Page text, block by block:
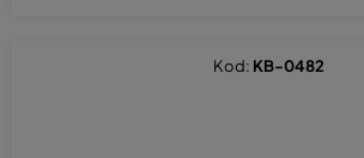
Kod: KB-0482